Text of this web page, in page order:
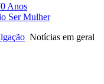
Anos
Ser Mulher
Notícias em geral